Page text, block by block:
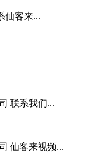
仙客来...
|联系我们...
|仙客来视频...